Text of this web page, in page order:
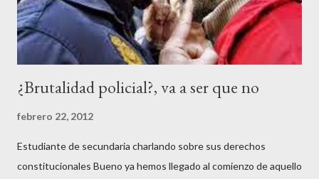
¿Brutalidad policial?, va a ser que no
febrero 22, 2012
Estudiante de secundaria charlando sobre sus derechos
constitucionales Bueno ya hemos llegado al comienzo de aquello